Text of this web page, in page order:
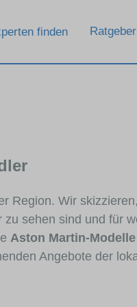
finden Ratgeber
Region. Wir
sehen sind und für
Aston Martin-
Angebote der